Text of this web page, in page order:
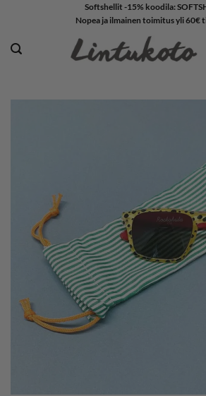
content
Softshellit -15% koodila:
Nopea ja ilmainen toimitus yli 60€